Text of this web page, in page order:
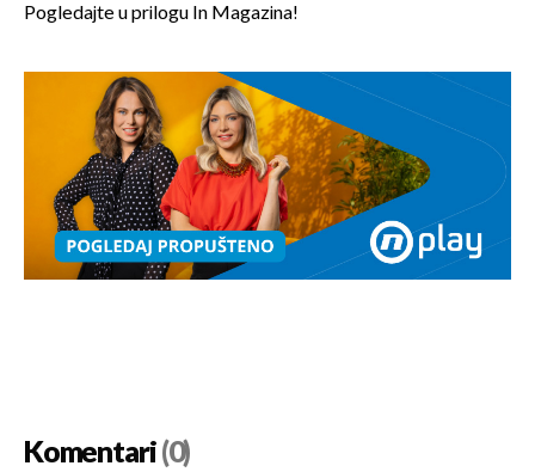
Pogledajte u prilogu In Magazina!
Komentari(0)